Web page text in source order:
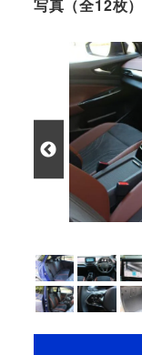
写真（全12枚）